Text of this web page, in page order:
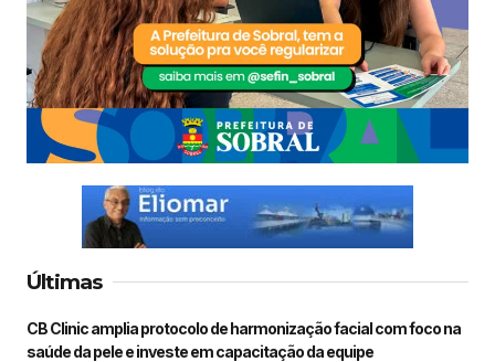
Últimas
CB Clinic amplia protocolo de harmonização facial com foco na
saúde da pele e investe em capacitação da equipe